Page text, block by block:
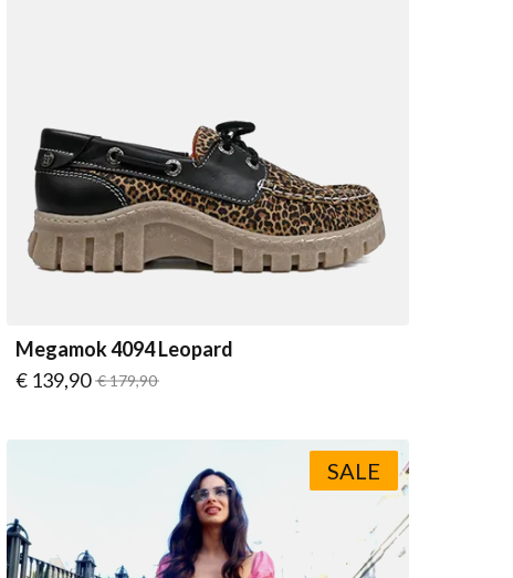
Megamok 4094 Leopard
Vanaf
€ 139,90 Normale prijs
€ 179,90
SALE